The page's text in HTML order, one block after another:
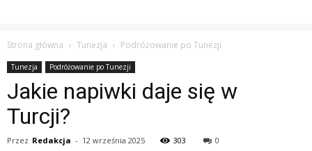
Strona główna Tunezja Podróżowanie po Tunezji
Tunezja Podróżowanie po Tunezji
Jakie napiwki daje się w
Turcji?
Przez Redakcja - 12 września 2025 303 0